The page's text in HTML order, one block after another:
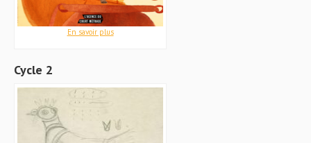
En savoir plus
Cycle 2